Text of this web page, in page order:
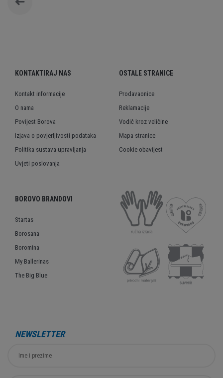
KONTAKTIRAJ NAS
Kontakt informacije
O nama
Povijest Borova
Izjava o povjerljivosti podataka
Politika sustava upravljanja
Uvjeti poslovanja
OSTALE STRANICE
Prodavaonice
Reklamacije
Vodič kroz veličine
Mapa stranice
Cookie obavijest
BOROVO BRANDOVI
Startas
Borosana
Boromina
My Ballerinas
The Big Blue
NEWSLETTER